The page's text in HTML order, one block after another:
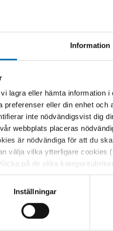
Information
lagra eller hämta information
preferenser eller din enhet
inte nödvändigsvist dig
webbplats placeras
är nödvändiga för att du
välja vilka ytterligare cookies
på de olika
att blockering av cookies kan
tidigare och
Inställningar
kan
eller
lagligt kan
Initiativet
Erfarenheterna
också här.
snabbt ta i bruk den
vid THL, och medlem
för att fokusera på
med
hjälp borde få det